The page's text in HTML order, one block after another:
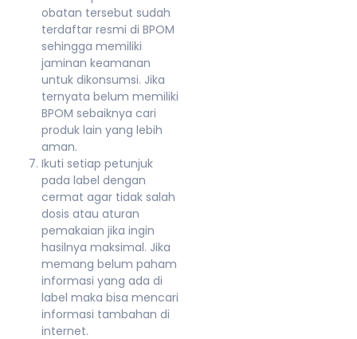
obatan tersebut sudah
terdaftar resmi di BPOM
sehingga memiliki
jaminan keamanan
untuk dikonsumsi. Jika
ternyata belum memiliki
BPOM sebaiknya cari
produk lain yang lebih
aman.
Ikuti setiap petunjuk
pada label dengan
cermat agar tidak salah
dosis atau aturan
pemakaian jika ingin
hasilnya maksimal. Jika
memang belum paham
informasi yang ada di
label maka bisa mencari
informasi tambahan di
internet.